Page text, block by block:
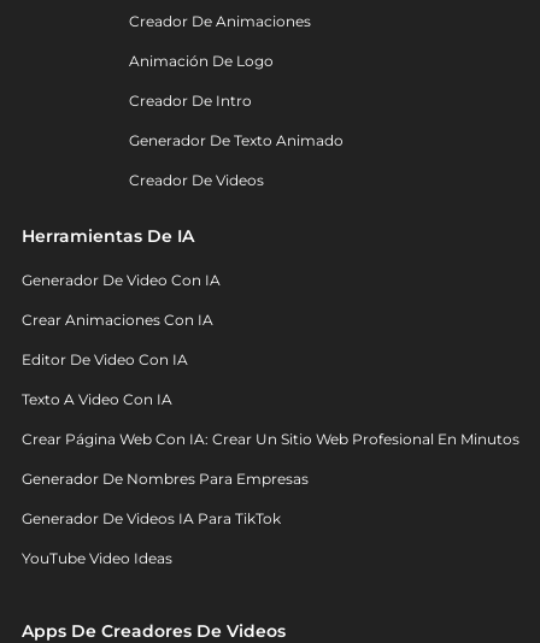
Creador De Animaciones
Animación De Logo
Creador De Intro
Generador De Texto Animado
Creador De Videos
Herramientas De IA
Generador De Video Con IA
Crear Animaciones Con IA
Editor De Video Con IA
Texto A Video Con IA
Crear Página Web Con IA: Crear Un Sitio Web Profesional En Minutos
Generador De Nombres Para Empresas
Generador De Videos IA Para TikTok
YouTube Video Ideas
Apps De Creadores De Videos